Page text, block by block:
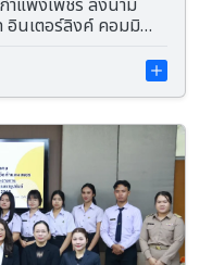
อินเตอร์ลิงค์ คอมมิ